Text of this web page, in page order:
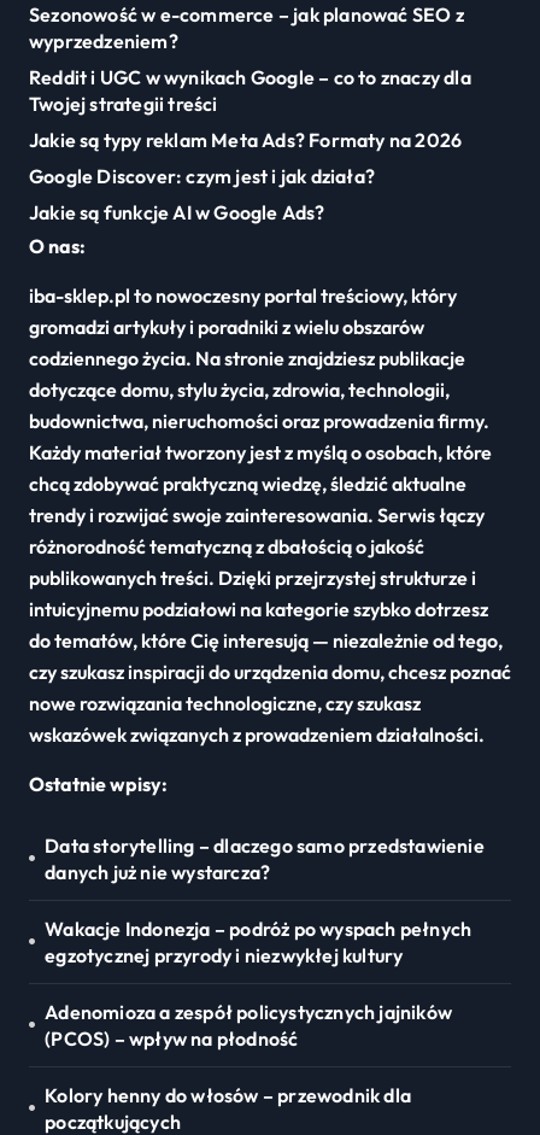
Sezonowość w e-commerce – jak planować SEO z
wyprzedzeniem?
Reddit i UGC w wynikach Google – co to znaczy dla
Twojej strategii treści
Jakie są typy reklam Meta Ads? Formaty na 2026
Google Discover: czym jest i jak działa?
Jakie są funkcje AI w Google Ads?
O nas:
iba-sklep.pl to nowoczesny portal treściowy, który
gromadzi artykuły i poradniki z wielu obszarów
codziennego życia. Na stronie znajdziesz publikacje
dotyczące domu, stylu życia, zdrowia, technologii,
budownictwa, nieruchomości oraz prowadzenia firmy.
Każdy materiał tworzony jest z myślą o osobach, które
chcą zdobywać praktyczną wiedzę, śledzić aktualne
trendy i rozwijać swoje zainteresowania. Serwis łączy
różnorodność tematyczną z dbałością o jakość
publikowanych treści. Dzięki przejrzystej strukturze i
intuicyjnemu podziałowi na kategorie szybko dotrzesz
do tematów, które Cię interesują — niezależnie od tego,
czy szukasz inspiracji do urządzenia domu, chcesz poznać
nowe rozwiązania technologiczne, czy szukasz
wskazówek związanych z prowadzeniem działalności.
Ostatnie wpisy:
Data storytelling – dlaczego samo przedstawienie
danych już nie wystarcza?
Wakacje Indonezja – podróż po wyspach pełnych
egzotycznej przyrody i niezwykłej kultury
Adenomioza a zespół policystycznych jajników
(PCOS) – wpływ na płodność
Kolory henny do włosów – przewodnik dla
początkujących